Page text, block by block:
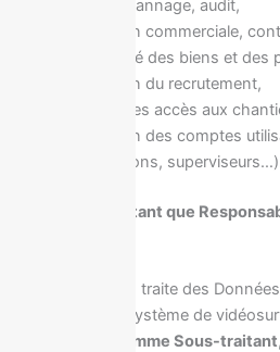
SAV, dépannage, audit,
la gestion commerciale,
la sécurité des biens et des
la gestion du recrutement,
le suivi des accès aux
la gestion des comptes
applications,
en tant que
Lorsque Anyvision traite des Données
(ex. gestion d’un système de
comme Sous-traitant